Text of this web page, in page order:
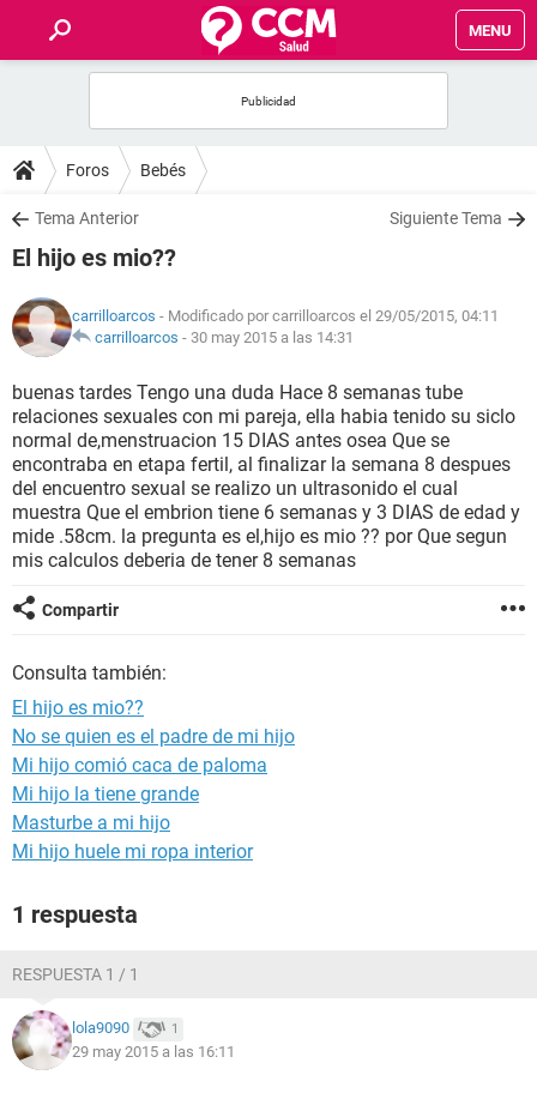
MENU
FOROS
SALUD
FAMILIA
NUTRICIÓN
BIENESTAR
SEXUALIDAD
GLOSARIO
Foros Bebés
Tema Anterior Siguiente Tema
El hijo es mio??
carrilloarcos - Modificado por carrilloarcos el 29/05/2015, 04:11
carrilloarcos - 30 may 2015 a las 14:31
buenas tardes Tengo una duda Hace 8 semanas tube
relaciones sexuales con mi pareja, ella habia tenido su siclo
normal de,menstruacion 15 DIAS antes osea Que se
encontraba en etapa fertil, al finalizar la semana 8 despues
del encuentro sexual se realizo un ultrasonido el cual
muestra Que el embrion tiene 6 semanas y 3 DIAS de edad y
mide .58cm. la pregunta es el,hijo es mio ?? por Que segun
mis calculos deberia de tener 8 semanas
Compartir
Consulta también:
El hijo es mio??
No se quien es el padre de mi hijo
Mi hijo comió caca de paloma
Mi hijo la tiene grande
Masturbe a mi hijo
Mi hijo huele mi ropa interior
1 respuesta
RESPUESTA 1 / 1
lola9090 1
29 may 2015 a las 16:11